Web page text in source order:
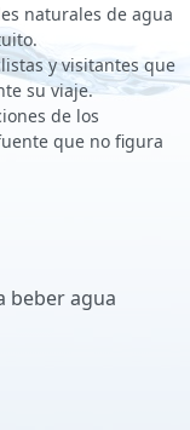
naturales de agua
y visitantes que
su viaje.
de los
que no figura
beber agua